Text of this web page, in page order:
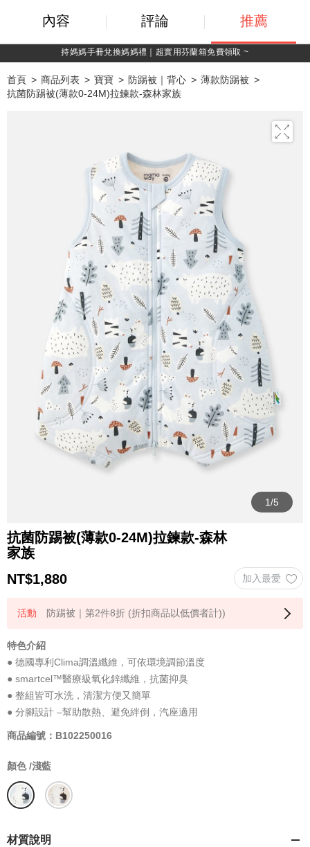
持媽媽手冊兌換媽媽禮｜超實用芬蘭箱免費領取 ~
首頁 商品列表 寶寶 防踢被｜背心
薄款防踢被
抗菌防踢被(薄款0-24M)拉鍊款-森林家族
抗菌防踢被(薄款0-24M)拉鍊款-森林
家族
NT$1,880
防踢被｜第2件8折 (折扣商品以低價者計))
特色介紹
● 德國專利Clima調溫纖維，可依環境調節溫度
● smartcel™醫療級氧化鋅纖維，抗菌抑臭
● 整組皆可水洗，清潔方便又簡單
● 分腳設計 –幫助散熱、避免絆倒，汽座適用
商品編號：B102250016
顏色 /淺藍
材質說明
內容 評論 推薦